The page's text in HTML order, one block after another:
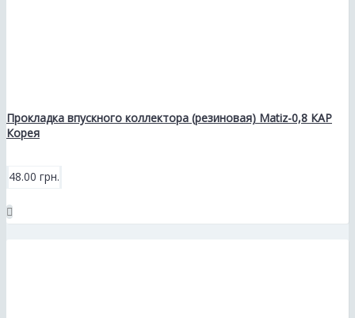
Прокладка впускного коллектора (резиновая) Matiz-0,8 КАР
Корея
48.00 грн.